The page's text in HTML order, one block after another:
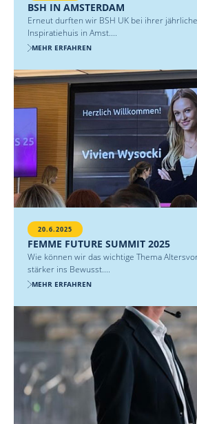
BSH IN AMSTERDAM
Erneut durften wir BSH UK bei ihrer
Inspiratiehuis in Amst....
MEHR ERFAHREN
20.6.2025
FEMME FUTURE SUMMIT 2025
Wie können wir das wichtige Thema
stärker ins Bewusst....
MEHR ERFAHREN